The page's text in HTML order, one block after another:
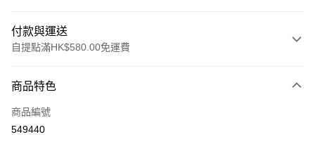
付款與運送
自提點滿HK$580.00免運費
信用卡
Apple Pay
商品特色
商品編號
549440